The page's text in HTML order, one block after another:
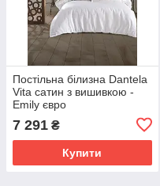
Постільна білизна Dantela
Vita сатин з вишивкою -
Emily євро
7 291 ₴
Купити